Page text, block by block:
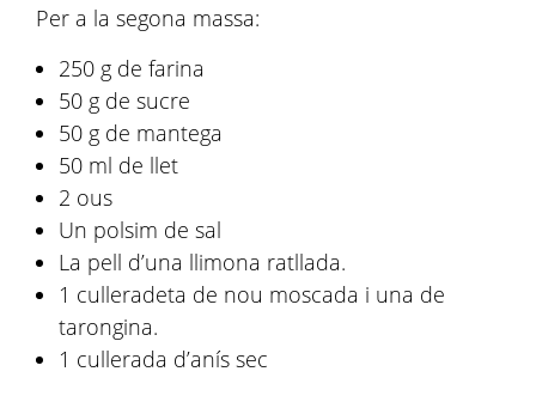
Per a la segona massa:
250 g de farina
50 g de sucre
50 g de mantega
50 ml de llet
2 ous
Un polsim de sal
La pell d’una llimona ratllada.
1 culleradeta de nou moscada i una de
tarongina.
1 cullerada d’anís sec